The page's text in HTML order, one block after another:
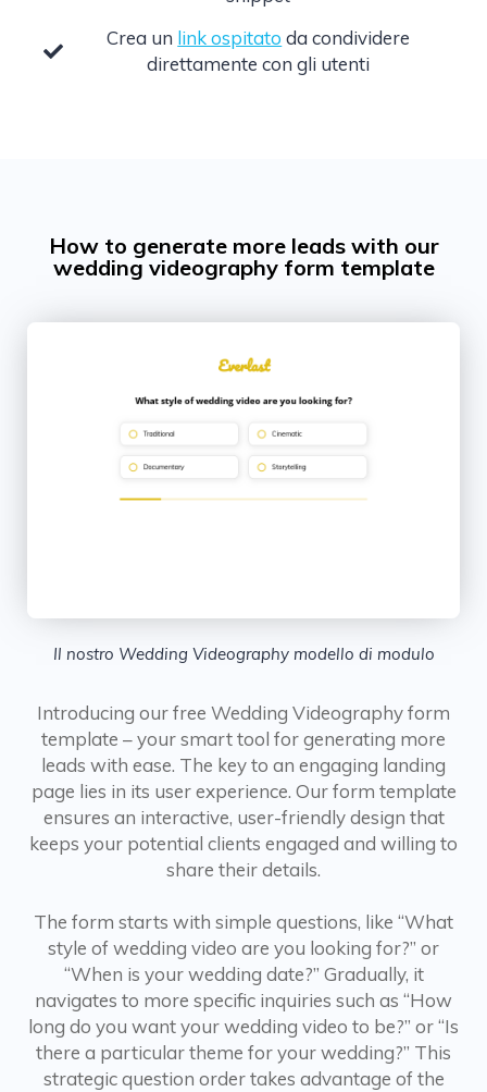
Crea un link ospitato da condividere
direttamente con gli utenti
How to generate more leads with our
wedding videography form template
Il nostro Wedding Videography modello di modulo
Introducing our free Wedding Videography form
template – your smart tool for generating more
leads with ease. The key to an engaging landing
page lies in its user experience. Our form template
ensures an interactive, user-friendly design that
keeps your potential clients engaged and willing to
share their details.
The form starts with simple questions, like “What
style of wedding video are you looking for?” or
“When is your wedding date?” Gradually, it
navigates to more specific inquiries such as “How
long do you want your wedding video to be?” or “Is
there a particular theme for your wedding?” This
strategic question order takes advantage of the